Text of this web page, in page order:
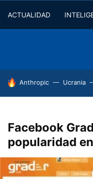
ACTUALIDAD
HOY SE HABLA DE
Anthropic Ucrania
Facebook
popularidad